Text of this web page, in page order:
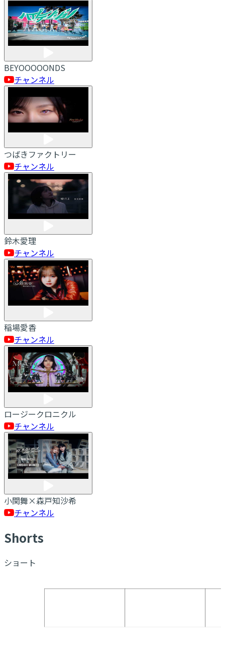
BEYOOOOONDS
チャンネル
つばきファクトリー
チャンネル
鈴木愛理
チャンネル
稲場愛香
チャンネル
ロージークロニクル
チャンネル
小関舞×森戸知沙希
チャンネル
Shorts
ショート